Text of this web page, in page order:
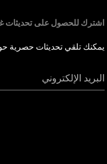
اشترك للحصول على تحديثات
يمكنك تلقي تحديثات حصرية
البريد الإلكتروني